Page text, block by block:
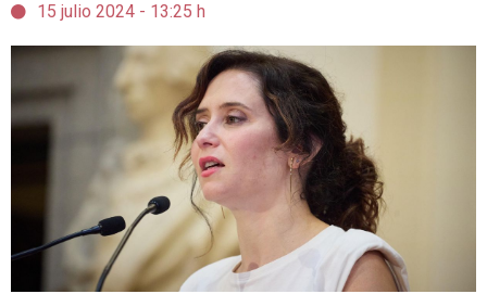
15 julio 2024 - 13:25 h